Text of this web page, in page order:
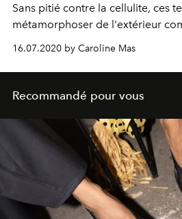
Sans pitié contre la cellulite, ces
métamorphoser de l'extérieur
16.07.2020 by Caroline Mas
Recommandé pour vous